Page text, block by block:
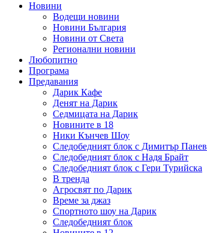
Новини
Водещи новини
Новини България
Новини от Света
Регионални новини
Любопитно
Програма
Предавания
Дарик Кафе
Денят на Дарик
Седмицата на Дарик
Новините в 18
Ники Кънчев Шоу
Следобедният блок с Димитър Панев
Следобедният блок с Надя Брайт
Следобедният блок с Гери Турийска
В тренда
Агросвят по Дарик
Време за джаз
Спортното шоу на Дарик
Следобедният блок